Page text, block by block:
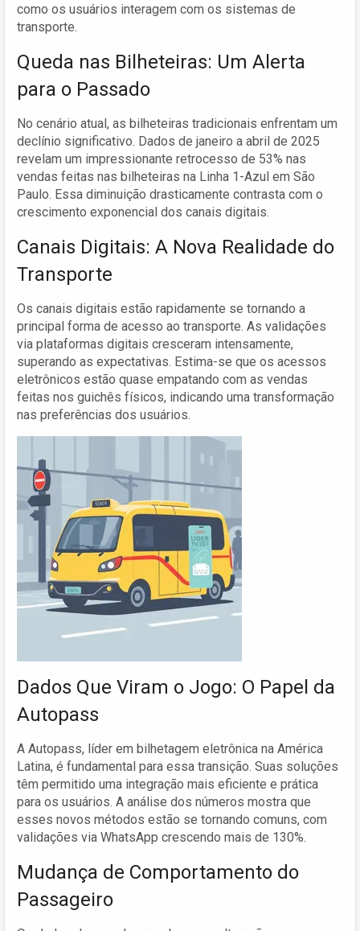
como os usuários interagem com os sistemas de
transporte.
Queda nas Bilheteiras: Um Alerta
para o Passado
No cenário atual, as bilheteiras tradicionais enfrentam um
declínio significativo. Dados de janeiro a abril de 2025
revelam um impressionante retrocesso de 53% nas
vendas feitas nas bilheteiras na Linha 1-Azul em São
Paulo. Essa diminuição drasticamente contrasta com o
crescimento exponencial dos canais digitais.
Canais Digitais: A Nova Realidade do
Transporte
Os canais digitais estão rapidamente se tornando a
principal forma de acesso ao transporte. As validações
via plataformas digitais cresceram intensamente,
superando as expectativas. Estima-se que os acessos
eletrônicos estão quase empatando com as vendas
feitas nos guichês físicos, indicando uma transformação
nas preferências dos usuários.
Dados Que Viram o Jogo: O Papel da
Autopass
A Autopass, líder em bilhetagem eletrônica na América
Latina, é fundamental para essa transição. Suas soluções
têm permitido uma integração mais eficiente e prática
para os usuários. A análise dos números mostra que
esses novos métodos estão se tornando comuns, com
validações via WhatsApp crescendo mais de 130%.
Mudança de Comportamento do
Passageiro